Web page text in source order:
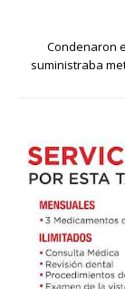
Condenaron
suministraba